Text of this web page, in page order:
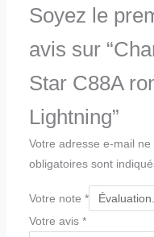
Soyez le
avis sur
Star C88A
Lightning”
Votre adresse e-mail ne
obligatoires sont
Votre note *
Votre avis *